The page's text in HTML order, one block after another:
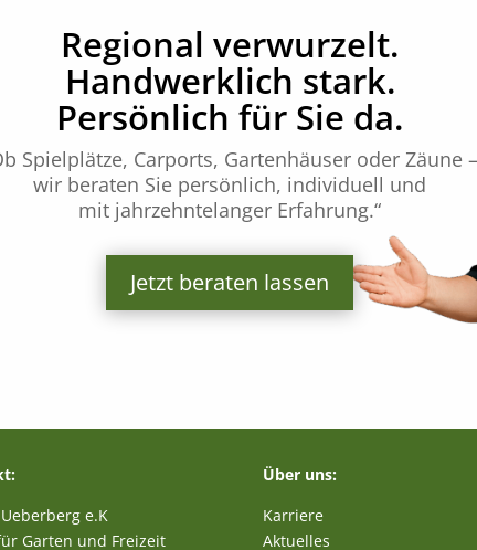
Regional verwurzelt.
Handwerklich stark.
Persönlich für Sie da.
Spielplätze, Carports, Gartenhäuser oder Zäune –
wir beraten Sie persönlich, individuell und
mit jahrzehntelanger Erfahrung.“
Jetzt beraten lassen
e.K
Garten und Freizeit
Über uns:
Karriere
Aktuelles